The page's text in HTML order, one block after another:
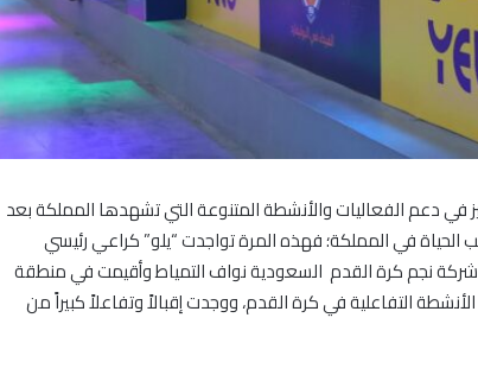
دعم الفعاليات والأنشطة المتنوعة التي تشهدها المملكة بعد
رؤية 2030 في مختلف جوانب الحياة في المملكة؛ فهذه المرة تواجدت “يلو” كراعي رئيسي
شركة نجم كرة القدم السعودية نواف التمياط وأقيمت في منطقة
التفاعلية في كرة القدم، ووجدت إقبالاً وتفاعلاً كبيراً من